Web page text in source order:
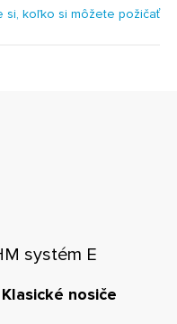
si, koľko si môžete požičať
systém E
nosiče